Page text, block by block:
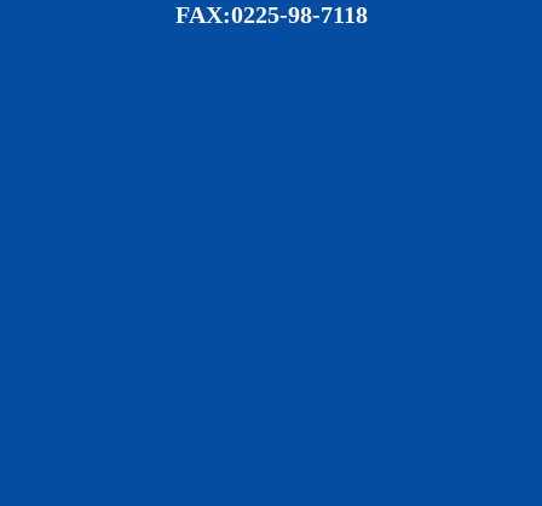
FAX:0225-98-7118